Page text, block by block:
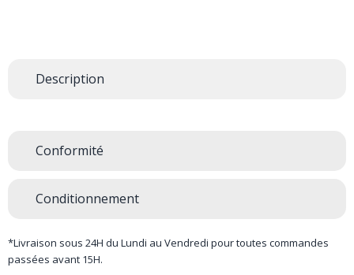
Description
Conformité
Conditionnement
*Livraison sous 24H du Lundi au Vendredi pour toutes commandes
passées avant 15H.